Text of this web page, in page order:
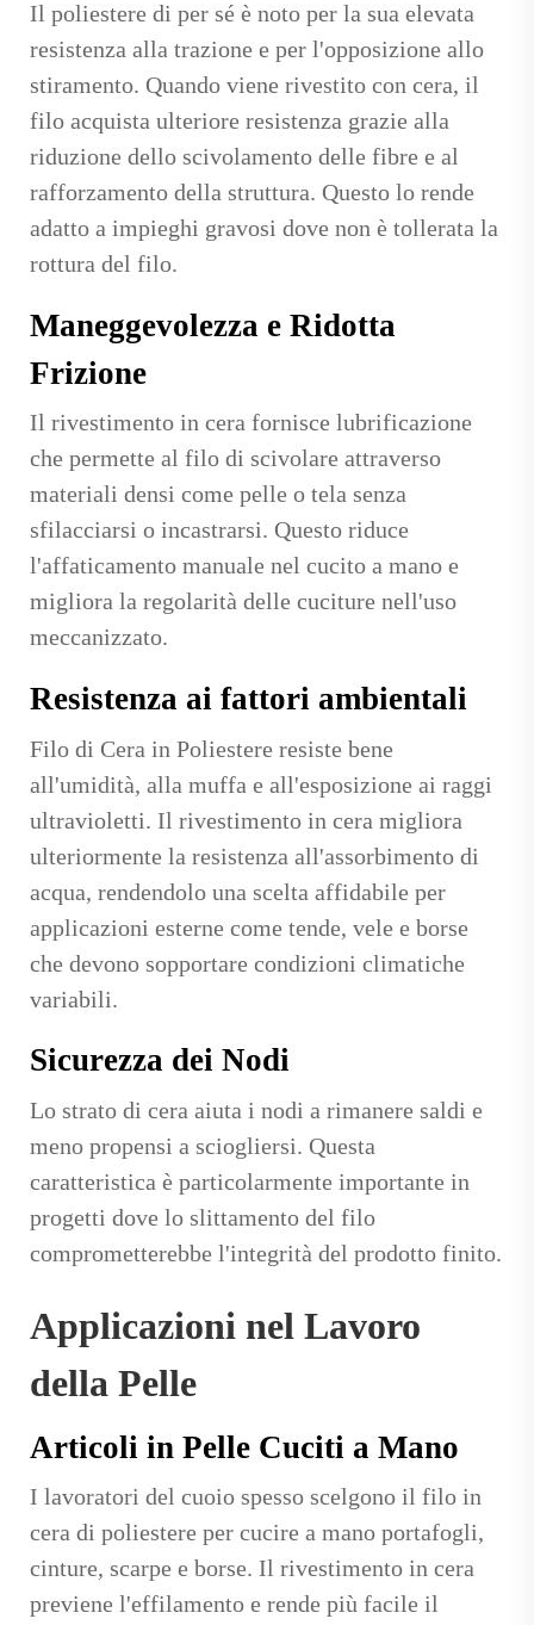
Il poliestere di per sé è noto per la sua elevata
resistenza alla trazione e per l'opposizione allo
stiramento. Quando viene rivestito con cera, il
filo acquista ulteriore resistenza grazie alla
riduzione dello scivolamento delle fibre e al
rafforzamento della struttura. Questo lo rende
adatto a impieghi gravosi dove non è tollerata la
rottura del filo.
Maneggevolezza e Ridotta
Frizione
Il rivestimento in cera fornisce lubrificazione
che permette al filo di scivolare attraverso
materiali densi come pelle o tela senza
sfilacciarsi o incastrarsi. Questo riduce
l'affaticamento manuale nel cucito a mano e
migliora la regolarità delle cuciture nell'uso
meccanizzato.
Resistenza ai fattori ambientali
Filo di Cera in Poliestere resiste bene
all'umidità, alla muffa e all'esposizione ai raggi
ultravioletti. Il rivestimento in cera migliora
ulteriormente la resistenza all'assorbimento di
acqua, rendendolo una scelta affidabile per
applicazioni esterne come tende, vele e borse
che devono sopportare condizioni climatiche
variabili.
Sicurezza dei Nodi
Lo strato di cera aiuta i nodi a rimanere saldi e
meno propensi a sciogliersi. Questa
caratteristica è particolarmente importante in
progetti dove lo slittamento del filo
comprometterebbe l'integrità del prodotto finito.
Applicazioni nel Lavoro
della Pelle
Articoli in Pelle Cuciti a Mano
I lavoratori del cuoio spesso scelgono il filo in
cera di poliestere per cucire a mano portafogli,
cinture, scarpe e borse. Il rivestimento in cera
previene l'effilamento e rende più facile il